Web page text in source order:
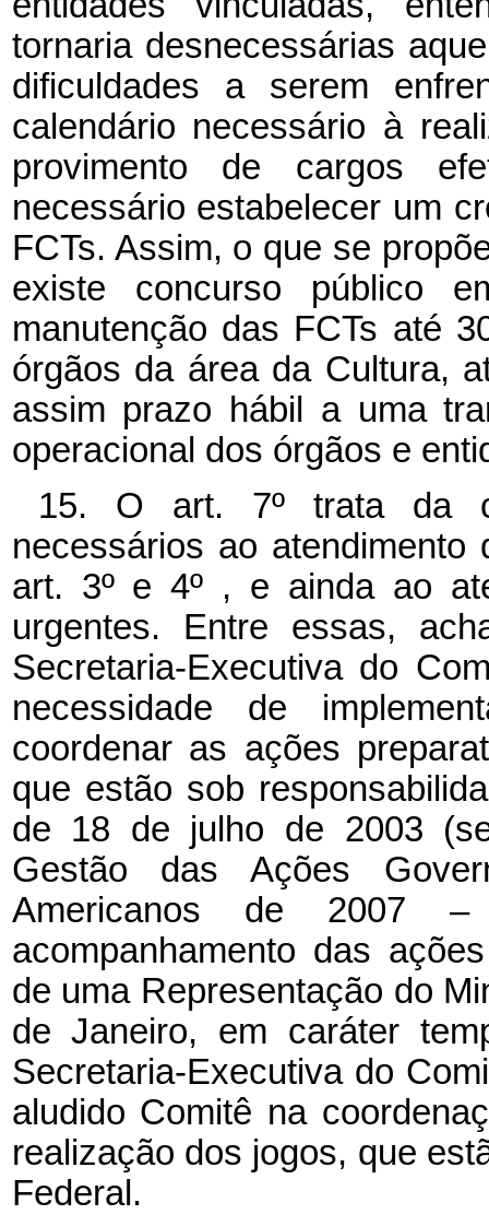
tornaria desnecessárias
dificuldades a serem
calendário necessário à
provimento de cargos
necessário estabelecer um
FCTs. Assim, o que se
existe concurso público
manutenção das FCTs até
órgãos da área da Cultura,
assim prazo hábil a uma
operacional dos órgãos e
15. O art. 7º trata da
necessários ao atendimento
art. 3º e 4º , e ainda ao
urgentes. Entre essas,
Secretaria-Executiva do
necessidade de
coordenar as ações
que estão sob
de 18 de julho de 2003
Gestão das Ações
Americanos de 2007
acompanhamento das
de uma Representação do
de Janeiro, em caráter
Secretaria-Executiva do
aludido Comitê na
realização dos jogos, que
Federal.